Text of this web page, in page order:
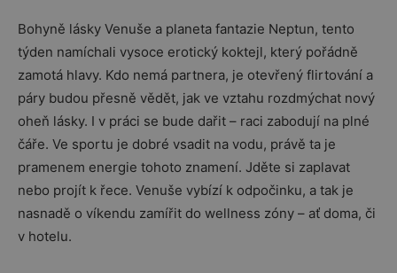
Bohyně lásky Venuše a planeta fantazie Neptun, tento
týden namíchali vysoce erotický koktejl, který pořádně
zamotá hlavy. Kdo nemá partnera, je otevřený flirtování a
páry budou přesně vědět, jak ve vztahu rozdmýchat nový
oheň lásky. I v práci se bude dařit – raci zabodují na plné
čáře. Ve sportu je dobré vsadit na vodu, právě ta je
pramenem energie tohoto znamení. Jděte si zaplavat
nebo projít k řece. Venuše vybízí k odpočinku, a tak je
nasnadě o víkendu zamířit do wellness zóny – ať doma, či
v hotelu.